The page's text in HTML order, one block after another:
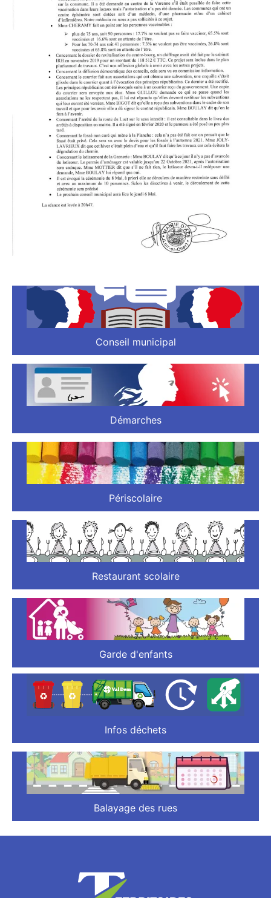
Conseil municipal
Démarches
Périscolaire
Restaurant scolaire
Garde d'enfants
Infos déchets
Balayage des rues